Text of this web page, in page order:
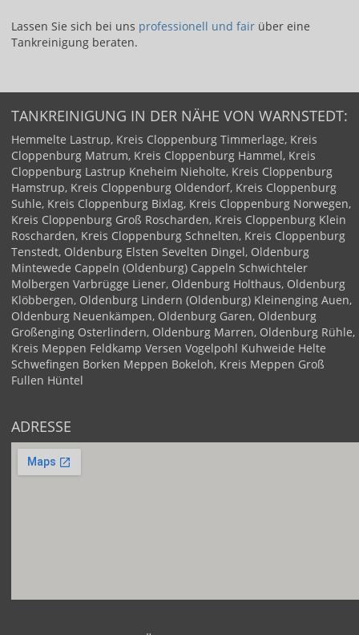
Lassen Sie sich bei uns ​ professionell und fair​ über eine
Tankreinigung beraten.
TANKREINIGUNG IN DER NÄHE VON WARNSTEDT:
Hemmelte Lastrup, Kreis Cloppenburg Timmerlage, Kreis
Cloppenburg Matrum, Kreis Cloppenburg Hammel, Kreis
Cloppenburg Lastrup Kneheim Nieholte, Kreis Cloppenburg
Hamstrup, Kreis Cloppenburg Oldendorf, Kreis Cloppenburg
Suhle, Kreis Cloppenburg Bixlag, Kreis Cloppenburg Norwegen,
Kreis Cloppenburg Groß Roscharden, Kreis Cloppenburg Klein
Roscharden, Kreis Cloppenburg Schnelten, Kreis Cloppenburg
Tenstedt, Oldenburg Elsten Sevelten Dingel, Oldenburg
Mintewede Cappeln (Oldenburg) Cappeln Schwichteler
Molbergen Varbrügge Liener, Oldenburg Holthaus, Oldenburg
Klöbbergen, Oldenburg Lindern (Oldenburg) Kleinenging Auen,
Oldenburg Neuenkämpen, Oldenburg Garen, Oldenburg
Großenging Osterlindern, Oldenburg Marren, Oldenburg Rühle,
Kreis Meppen Feldkamp Versen Vogelpohl Kuhweide Helte
Schwefingen Borken Meppen Bokeloh, Kreis Meppen Groß
Fullen Hüntel
ADRESSE